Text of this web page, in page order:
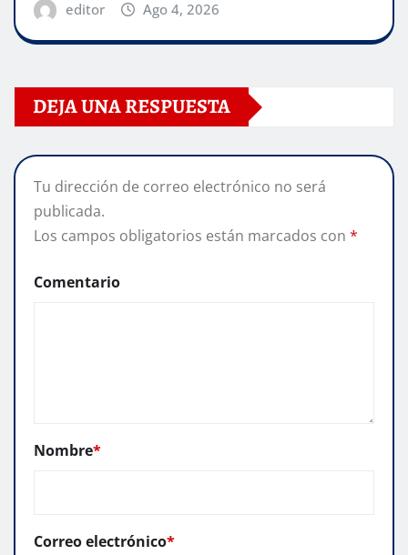
editor Ago 4, 2026
DEJA UNA RESPUESTA
Tu dirección de correo electrónico no será
publicada.
Los campos obligatorios están marcados con *
Comentario
Nombre*
Correo electrónico*